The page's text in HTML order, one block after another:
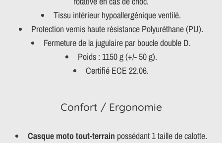
Tissu intérieur hypoallergénique ventilé.
Protection vernis haute résistance Polyuréthane (PU).
Fermeture de la jugulaire par boucle double D.
Poids : 1150 g (+/- 50 g).
Certifié ECE 22.06.
Confort / Ergonomie
Casque moto tout-terrain possédant 1 taille de calotte.